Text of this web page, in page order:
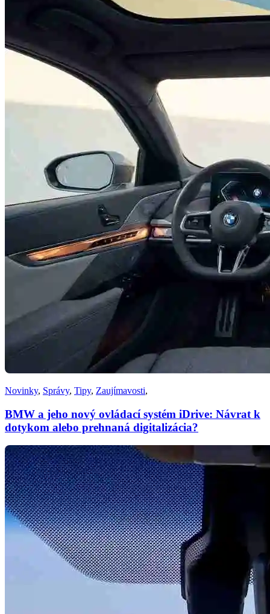
Novinky, Správy, Tipy, Zaujímavosti,
BMW a jeho nový ovládací systém iDrive: Návrat k
dotykom alebo prehnaná digitalizácia?